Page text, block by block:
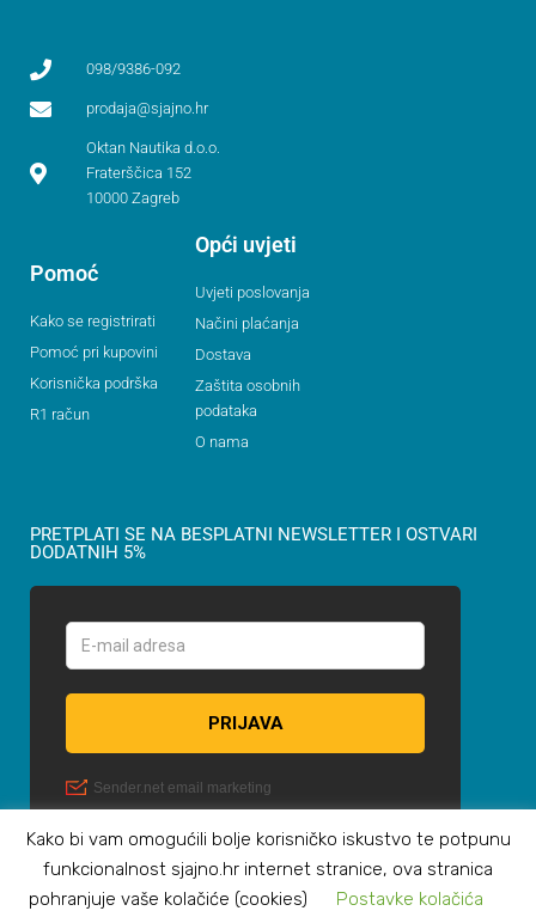
098/9386-092
prodaja@sjajno.hr
Oktan Nautika d.o.o.
Fraterščica 152
10000 Zagreb
Pomoć
Kako se registrirati
Pomoć pri kupovini
Korisnička podrška
R1 račun
Opći uvjeti
Uvjeti poslovanja
Načini plaćanja
Dostava
Zaštita osobnih
podataka
O nama
PRETPLATI SE NA BESPLATNI NEWSLETTER I OSTVARI
DODATNIH 5%
Kako bi vam omogućili bolje korisničko iskustvo te potpunu
funkcionalnost sjajno.hr internet stranice, ova stranica
pohranjuje vaše kolačiće (cookies)
Postavke kolačića